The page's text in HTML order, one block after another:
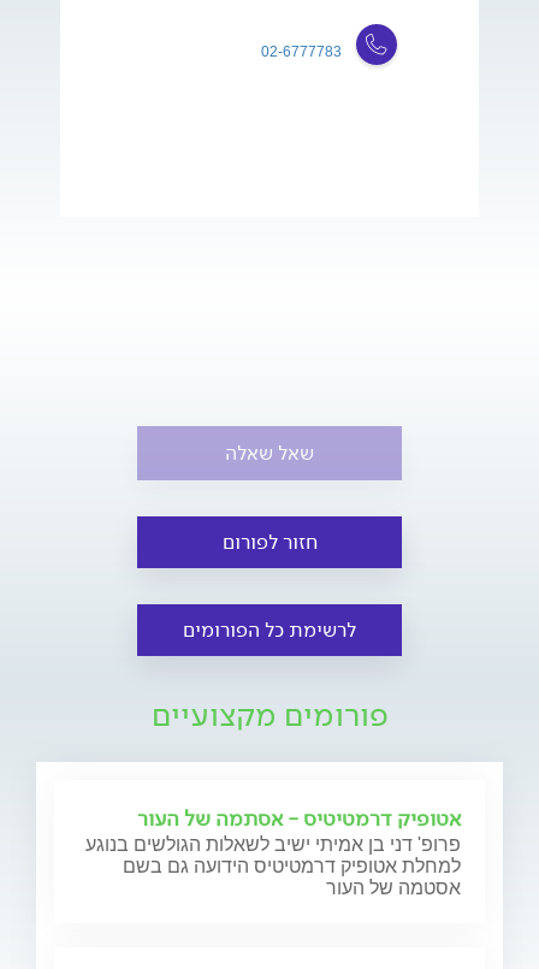
02-6777783
שאל שאלה
חזור לפורום
לרשימת כל הפורומים
פורומים מקצועיים
אטופיק דרמטיטיס - אסתמה של העור
פרופ' דני בן אמיתי ישיב לשאלות הגולשים בנוגע
למחלת אטופיק דרמטיטיס הידועה גם בשם
אסטמה של העור